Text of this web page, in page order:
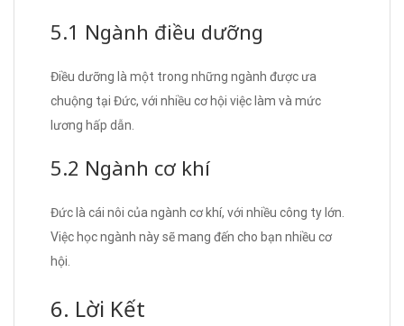
5.1 Ngành điều dưỡng
Điều dưỡng là một trong những ngành được ưa
chuộng tại Đức, với nhiều cơ hội việc làm và mức
lương hấp dẫn.
5.2 Ngành cơ khí
Đức là cái nôi của ngành cơ khí, với nhiều công ty lớn.
Việc học ngành này sẽ mang đến cho bạn nhiều cơ
hội.
6. Lời Kết